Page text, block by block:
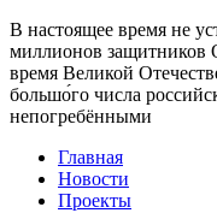
В настоящее время не
миллионов защитников
время Великой
большо́го числа
непогребёнными
Главная
Новости
Проекты